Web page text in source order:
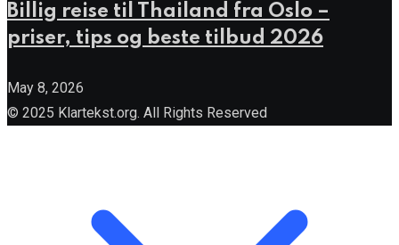
Billig reise til Thailand fra Oslo –
priser, tips og beste tilbud 2026
May 8, 2026
© 2025 Klartekst.org. All Rights Reserved